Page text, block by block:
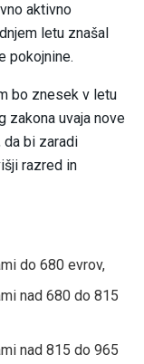
aktivno
letu znašal
pokojnine.
bo znesek v letu
zakona uvaja nove
da bi zaradi
razred in
do 680 evrov,
nad 680 do 815
nad 815 do 965